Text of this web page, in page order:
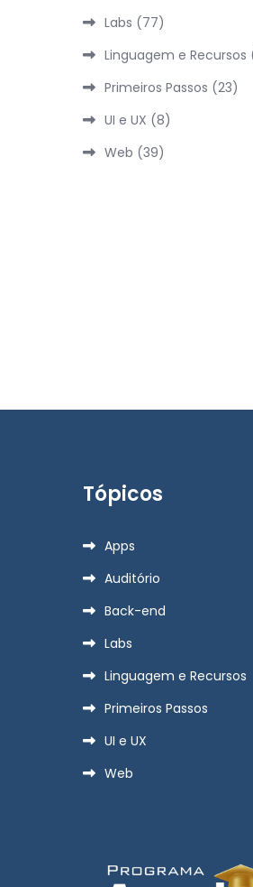
Labs (77)
Linguagem e Recursos
Primeiros Passos (23)
UI e UX (8)
Web (39)
Tópicos
Apps
Auditório
Back-end
Labs
Linguagem e Recursos
Primeiros Passos
UI e UX
Web